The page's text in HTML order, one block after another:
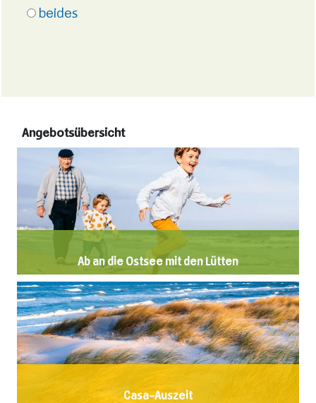
beides
Angebotsübersicht
Ab an die Ostsee mit den Lütten
Casa-Auszeit